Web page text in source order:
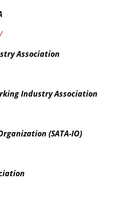
Association
Industry Association
(SATA-IO)